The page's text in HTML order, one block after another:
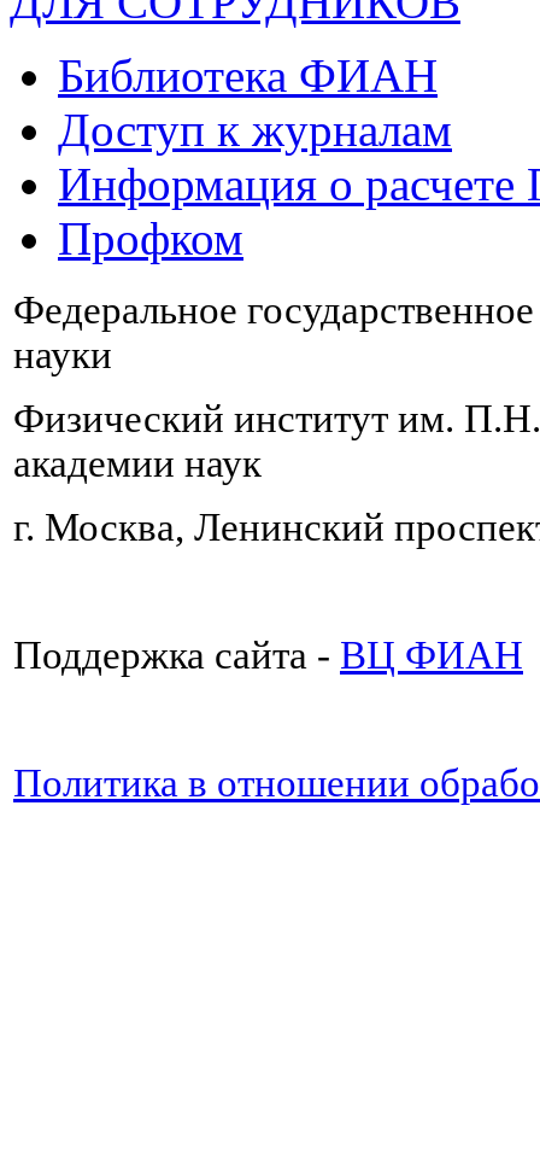
Библиотека ФИАН
Доступ к журналам
Информация о
Профком
Федеральное
науки
Физический институт им.
академии наук
г. Москва, Ленинский
Поддержка сайта - ВЦ ФИАН
Политика в отношении